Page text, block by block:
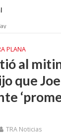
PLANA
al
que
TRA Noticias